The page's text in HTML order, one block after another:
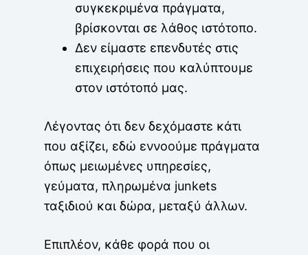
συγκεκριμένα πράγματα,
βρίσκονται σε λάθος ιστότοπο.
Δεν είμαστε επενδυτές στις
επιχειρήσεις που καλύπτουμε
στον ιστότοπό μας.
Λέγοντας ότι δεν δεχόμαστε κάτι
που αξίζει, εδώ εννοούμε πράγματα
όπως μειωμένες υπηρεσίες,
γεύματα, πληρωμένα junkets
ταξιδιού και δώρα, μεταξύ άλλων.
Επιπλέον, κάθε φορά που οι